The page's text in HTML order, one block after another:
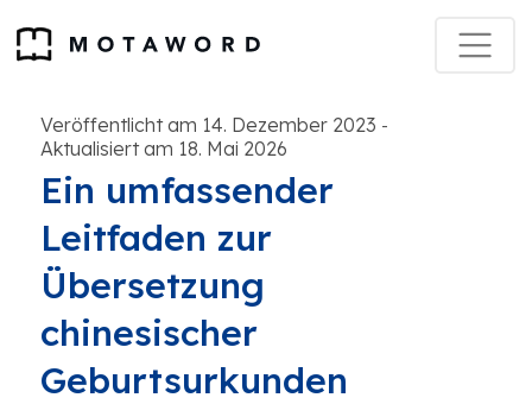
Veröffentlicht am 14. Dezember 2023 -
Aktualisiert am 18. Mai 2026
Ein umfassender
Leitfaden zur
Übersetzung
chinesischer
Geburtsurkunden